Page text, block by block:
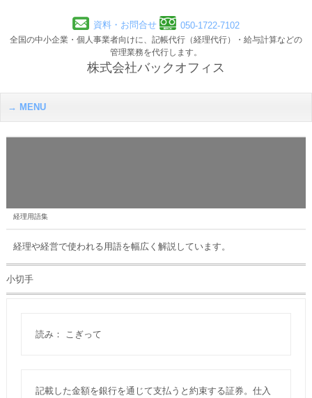
資料・お問合せ 050-1722-7102
全国の中小企業・個人事業者向けに、記帳代行（経理代行）・給与計算などの
管理業務を代行します。
株式会社バックオフィス
MENU
経理用語集
経理や経営で使われる用語を幅広く解説しています。
小切手
読み： こぎって
記載した金額を銀行を通じて支払うと約束する証券。仕入